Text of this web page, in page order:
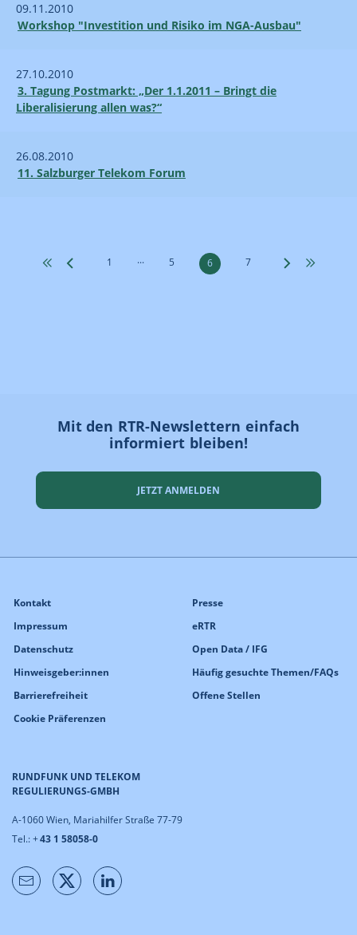
09.11.2010
Workshop "Investition und Risiko im NGA-Ausbau"
27.10.2010
3. Tagung Postmarkt: „Der 1.1.2011 – Bringt die
Liberalisierung allen was?“
26.08.2010
11. Salzburger Telekom Forum
1 ... 5 6 7
Mit den RTR-Newslettern einfach
informiert bleiben!
JETZT ANMELDEN
RUNDFUNK UND TELEKOM
REGULIERUNGS-GMBH
A-1060 Wien, Mariahilfer Straße 77-79
Tel.: +43 1 58058-0
Kontakt
Impressum
Datenschutz
Hinweisgeber:innen
Barrierefreiheit
Cookie Präferenzen
Presse
eRTR
Open Data / IFG
Häufig gesuchte Themen/FAQs
Offene Stellen